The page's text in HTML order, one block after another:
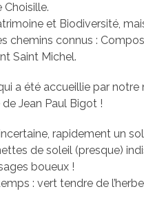
et Biodiversité,
chemins connus :
Saint Michel.
a été accueillie par
Jean Paul Bigot !
rapidement un
de soleil (presque)
boueux !
: vert tendre de